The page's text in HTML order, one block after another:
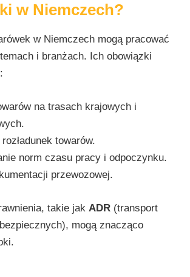
w Niemczech?
w Niemczech mogą pracować
i branżach. Ich obowiązki
na trasach krajowych i
rozładunek towarów.
norm czasu pracy i odpoczynku.
przewozowej.
takie jakADR (transport
mogą znacząco